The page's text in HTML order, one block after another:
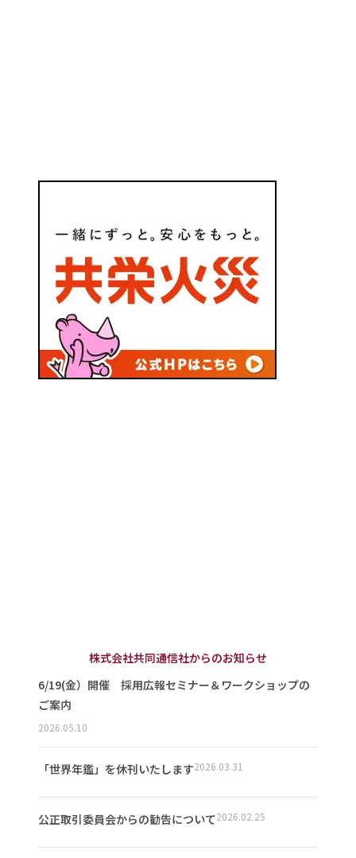
株式会社共同通信社からのお知らせ
6/19(金）開催 採用広報セミナー＆ワークショップの
ご案内
2026.05.10
「世界年鑑」を休刊いたします2026.03.31
公正取引委員会からの勧告について2026.02.25